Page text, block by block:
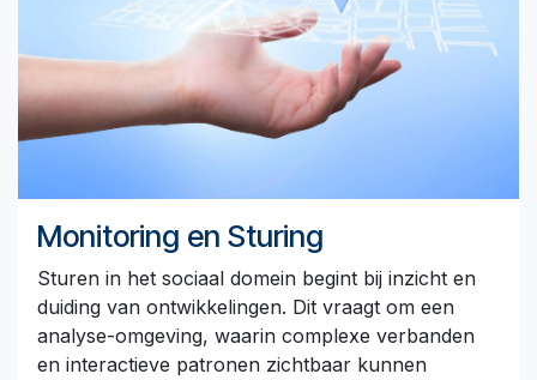
Monitoring en Sturing
Sturen in het sociaal domein begint bij inzicht en
duiding van ontwikkelingen. Dit vraagt om een
analyse-omgeving, waarin complexe verbanden
en interactieve patronen zichtbaar kunnen